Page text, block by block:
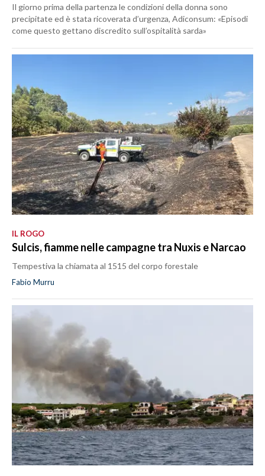
Il giorno prima della partenza le condizioni della donna sono
precipitate ed è stata ricoverata d’urgenza, Adiconsum: «Episodi
come questo gettano discredito sull’ospitalità sarda»
IL ROGO
Sulcis, fiamme nelle campagne tra Nuxis e Narcao
Tempestiva la chiamata al 1515 del corpo forestale
Fabio Murru